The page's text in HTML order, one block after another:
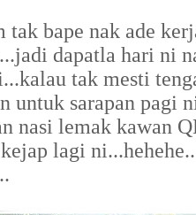
tak bape nak ade
dapatla hari ni
tak mesti
untuk sarapan pagi
nasi lemak kawan
lagi